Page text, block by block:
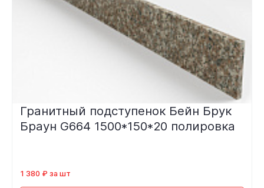
Гранитный подступенок Бейн Брук
Браун G664 1500*150*20 полировка
1 380 ₽ за шт